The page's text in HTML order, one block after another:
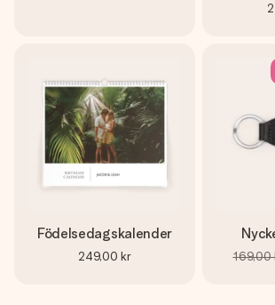
Födelsedagskalender
249,00 kr 169,00